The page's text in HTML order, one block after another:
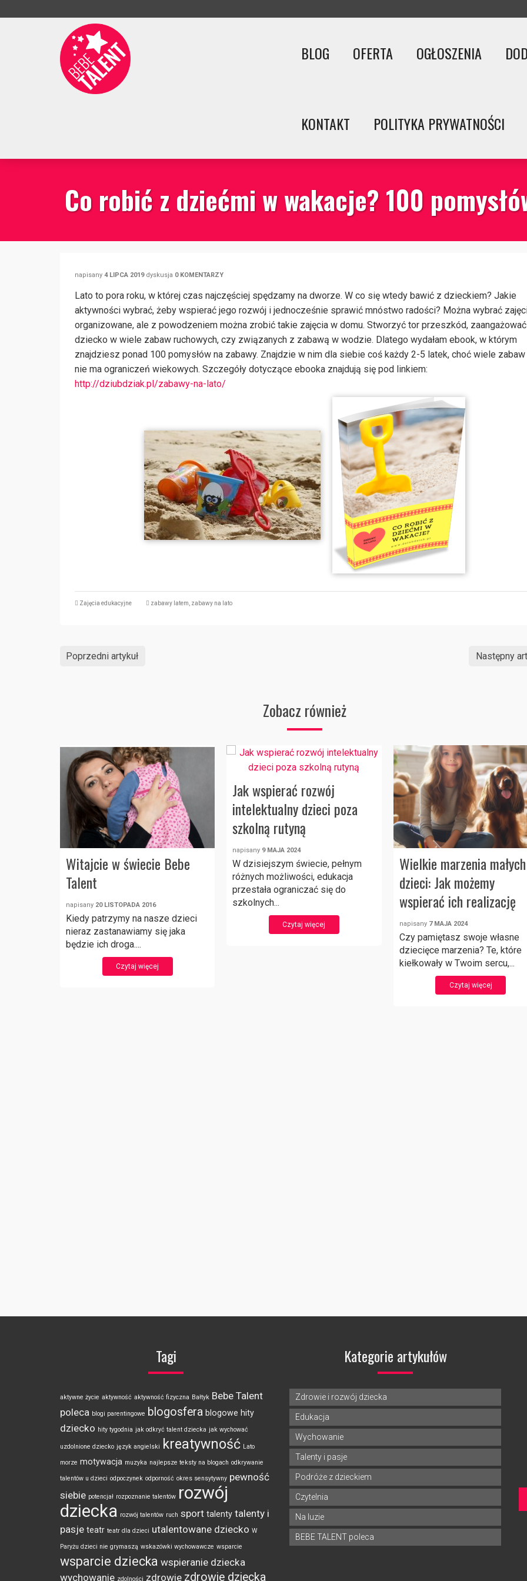
BLOG OFERTA OGŁOSZENIA
KONTAKT POLITYKA PRYWATNOŚCI
Co robić z dziećmi w wakacje? 100
napisany 4 LIPCA 2019 dyskusja 0 KOMENTARZY
Lato to pora roku, w której czas najczęściej spędzamy na dworze. W co się wtedy bawić z dzieckiem? Jakie
aktywności wybrać, żeby wspierać jego rozwój i jednocześnie sprawić mnóstwo radości? Można wybrać
organizowane, ale z powodzeniem można zrobić takie zajęcia w domu. Stworzyć tor przeszkód, zaangażować
dziecko w wiele zabaw ruchowych, czy związanych z zabawą w wodzie. Dlatego wydałam ebook, w którym
znajdziesz ponad 100 pomysłów na zabawy. Znajdzie w nim dla siebie coś każdy 2-5 latek, choć wiele zabaw
nie ma ograniczeń wiekowych. Szczegóły dotyczące ebooka znajdują się pod linkiem:
http://dziubdziak.pl/zabawy-na-lato/
Zajęcia edukacyjne zabawy latem zabawy na lato
Poprzedni artykuł Następny
Zobacz również
Witajcie w świecie Bebe
Talent
napisany 20 LISTOPADA 2016
Kiedy patrzymy na nasze dzieci
nieraz zastanawiamy się jaka
będzie ich droga....
Czytaj więcej
Jak wspierać rozwój
intelektualny dzieci poza
szkolną rutyną
napisany 9 MAJA 2024
W dzisiejszym świecie, pełnym
różnych możliwości, edukacja
przestała ograniczać się do
szkolnych...
Czytaj więcej
Wielkie marzenia małych
dzieci: Jak możemy
wspierać ich realizację
napisany 7 MAJA 2024
Czy pamiętasz swoje własne
dziecięce marzenia? Te, które
kiełkowały w Twoim sercu,...
Czytaj więcej
Tagi
aktywne życie aktywność aktywność fizyczna Bałtyk Bebe Talent
poleca blogi parentingowe blogosfera blogowe hity
dziecko hity tygodnia jak odkryć talent dziecka jak wychować
uzdolnione dziecko język angielski kreatywność Lato
morze motywacja muzyka najlepsze teksty na blogach odkrywanie
talentów u dzieci odpoczynek odporność okres sensytywny pewność
siebie potencjał rozpoznanie talentów rozwój
dziecka rozwój talentów ruch sport talenty talenty i
pasje teatr teatr dla dzieci utalentowane dziecko W
Paryżu dzieci nie grymaszą wskazówki wychowawcze wsparcie
wsparcie dziecka wspieranie dziecka
wychowanie zdolności zdrowie zdrowie dziecka
Kategorie artykułów
Zdrowie i rozwój dziecka
Edukacja
Wychowanie
Talenty i pasje
Podróże z dzieckiem
Czytelnia
Na luzie
BEBE TALENT poleca